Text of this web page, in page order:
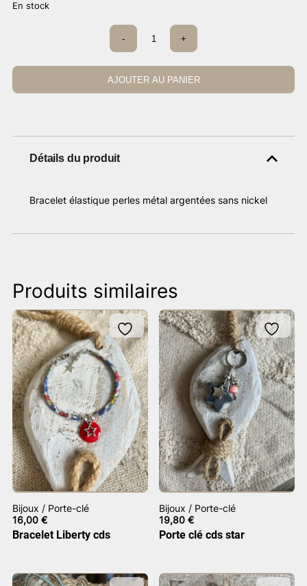
En stock
quantité
Bracelet
CDS
- +
AJOUTER AU PANIER
Détails du produit
Bracelet élastique perles métal argentées sans nickel
Produits similaires
Bijoux / Porte-clé
16,00 €
Bracelet Liberty cds
Bijoux / Porte-clé
19,80€
Porte clé cds star